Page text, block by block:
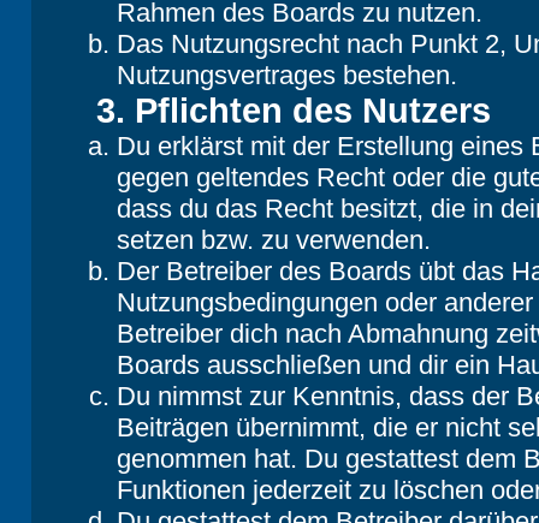
Rahmen des Boards zu nutzen.
Das Nutzungsrecht nach Punkt 2,
Nutzungsvertrages bestehen.
3. Pflichten des Nutzers
Du erklärst mit der Erstellung eines
gegen geltendes Recht oder die
dass du das Recht besitzt, die in
setzen bzw. zu verwenden.
Der Betreiber des Boards übt das
Nutzungsbedingungen oder
Betreiber dich nach Abmahnung
Boards ausschließen und dir ein
Du nimmst zur Kenntnis, dass der
Beiträgen übernimmt, die er nicht
genommen hat. Du gestattest dem
Funktionen jederzeit zu löschen